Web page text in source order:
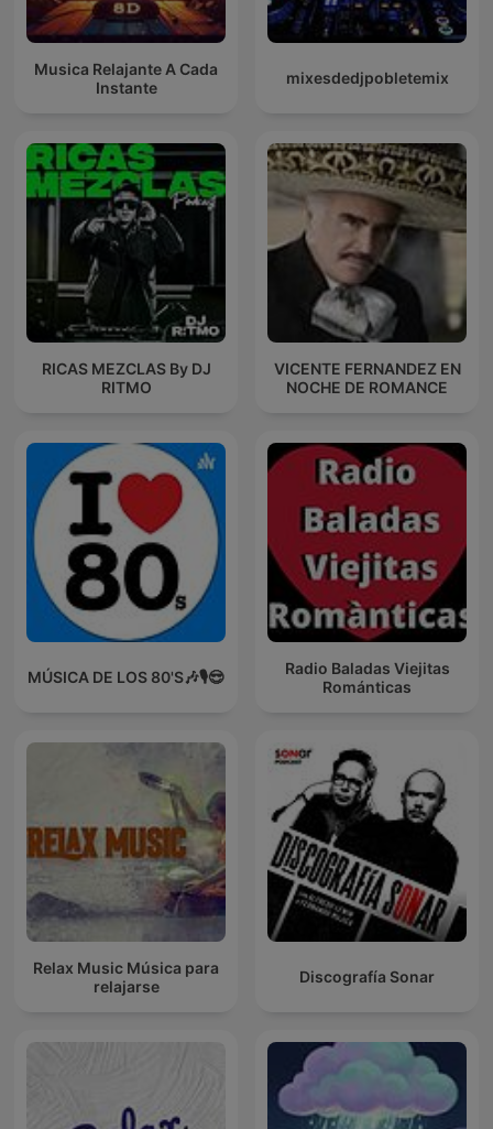
Musica Relajante A Cada
Instante
mixesdedjpobletemix
RICAS MEZCLAS By DJ
RITMO
VICENTE FERNANDEZ EN
NOCHE DE ROMANCE
MÚSICA DE LOS 80'S🎶🎙️😎
Radio Baladas Viejitas
Románticas
Relax Music Música para
relajarse
Discografía Sonar